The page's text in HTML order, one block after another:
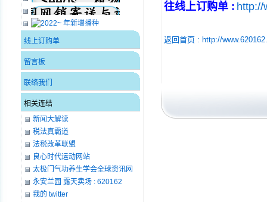
往线上订购单 : http://
返回首页 : http://
线上订购单
留言板
联络我们
相关连结
新闻大解读
税法真霸道
法税改革联盟
良心时代运动网站
太极门气功养生学会全球资讯网
永安兰园 露天卖场 : 620162
我的 twitter